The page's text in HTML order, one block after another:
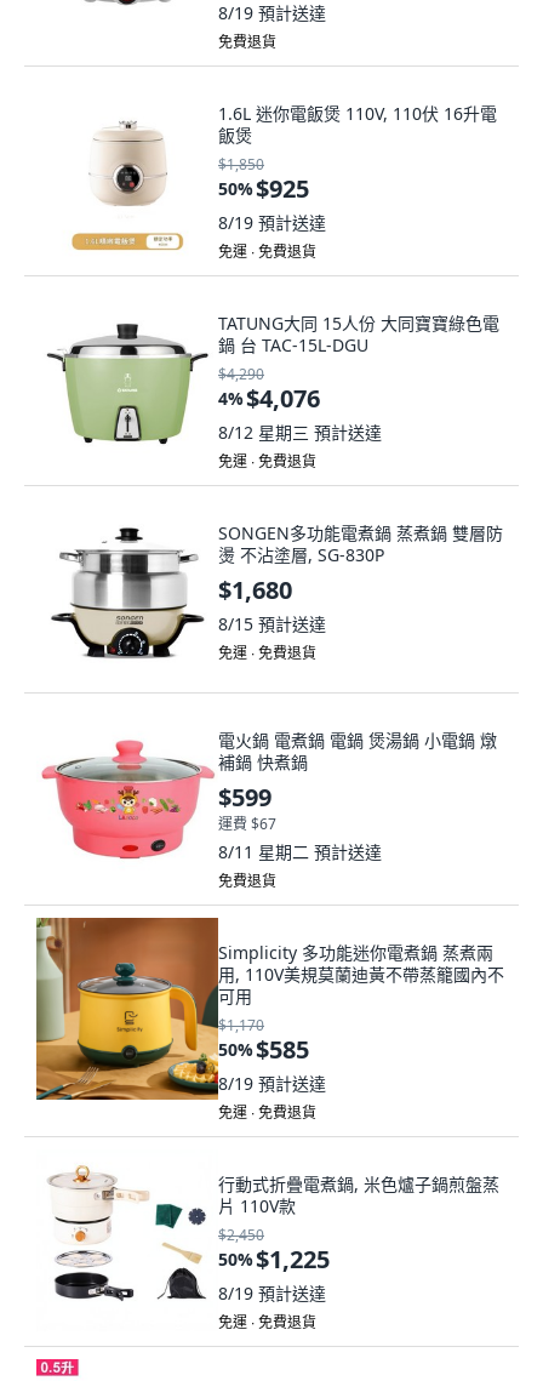
8/19 預計送達
免費退貨
1.6L 迷你電飯煲 110V, 110伏 16升電
飯煲
$1,850
50%$925
8/19 預計送達
免運 ∙ 免費退貨
TATUNG大同 15人份 大同寶寶綠色電
鍋 台 TAC-15L-DGU
$4,290
4%$4,076
8/12 星期三 預計送達
免運 ∙ 免費退貨
SONGEN多功能電煮鍋 蒸煮鍋 雙層防
燙 不沾塗層, SG-830P
$1,680
8/15 預計送達
免運 ∙ 免費退貨
電火鍋 電煮鍋 電鍋 煲湯鍋 小電鍋 燉
補鍋 快煮鍋
$599
運費 $67
8/11 星期二 預計送達
免費退貨
Simplicity 多功能迷你電煮鍋 蒸煮兩
用, 110V美規莫蘭迪黃不帶蒸籠國內不
可用
$1,170
50%$585
8/19 預計送達
免運 ∙ 免費退貨
行動式折疊電煮鍋, 米色爐子鍋煎盤蒸
片 110V款
$2,450
50%$1,225
8/19 預計送達
免運 ∙ 免費退貨